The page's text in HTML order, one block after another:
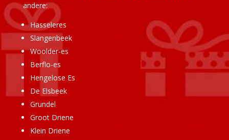
andere:
Hasseleres
Slangenbeek
Woolder-es
Berflo-es
Hengelose Es
De Elsbeek
Grundel
Groot Driene
Klein Driene